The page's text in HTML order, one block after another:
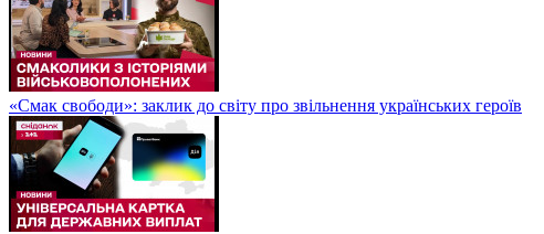
«Смак свободи»: заклик до світу про звільнення українських героїв